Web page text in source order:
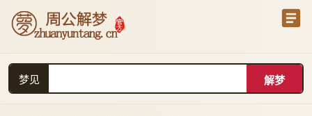
梦见